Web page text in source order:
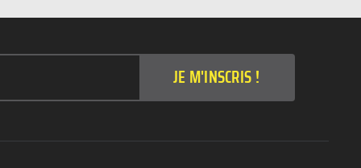
JE M'INSCRIS !